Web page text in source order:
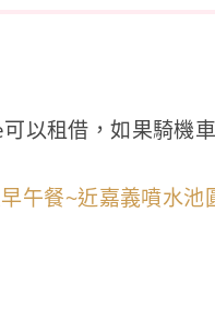
以租借，如果騎機